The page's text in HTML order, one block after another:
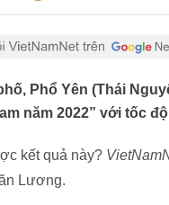
Phổ Yên (Thái
năm 2022” với tốc
kết quả này?
Lương.